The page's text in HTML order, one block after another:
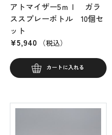
アトマイザー5ｍｌ ガラ
ススプレーボトル 10個セ
ット
¥5,940 （税込）
カートに入れる